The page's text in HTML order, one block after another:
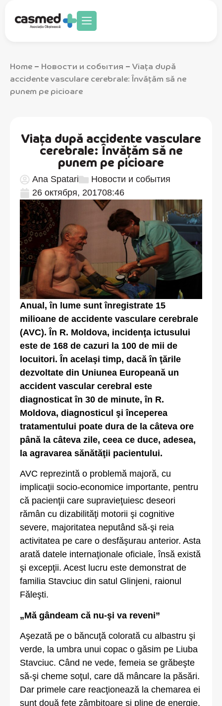
Home – Новости и события – Viaţa după
accidente vasculare cerebrale: Învăţăm să ne
punem pe picioare
Viaţa după accidente vasculare
cerebrale: Învăţăm să ne
punem pe picioare
Ana Spatari
Новости и события
26 октября, 201708:46
Anual, în lume sunt înregistrate 15
milioane de accidente vasculare cerebrale
(AVC). În R. Moldova, incidenţa ictusului
este de 168 de cazuri la 100 de mii de
locuitori. În acelaşi timp, dacă în ţările
dezvoltate din Uniunea Europeană un
accident vascular cerebral este
diagnosticat în 30 de minute, în R.
Moldova, diagnosticul şi începerea
tratamentului poate dura de la câteva ore
până la câteva zile, ceea ce duce, adesea,
la agravarea sănătăţii pacientului.
AVC reprezintă o problemă majoră, cu
implicaţii socio-economice importante, pentru
că pacienţii care supravieţuiesc deseori
rămân cu dizabilităţi motorii şi cognitive
severe, majoritatea neputând să-şi reia
activitatea pe care o desfăşurau anterior. Asta
arată datele internaţionale oficiale, însă există
şi excepţii. Acest lucru este demonstrat de
familia Stavciuc din satul Glinjeni, raionul
Făleşti.
„Mă gândeam că nu-şi va reveni”
Aşezată pe o băncuţă colorată cu albastru şi
verde, la umbra unui copac o găsim pe Liuba
Stavciuc. Când ne vede, femeia se grăbeşte
să-şi cheme soţul, care dă mâncare la păsări.
Dar primele care reacţionează la chemarea ei
sunt două fete zâmbitoare şi pline de energie.